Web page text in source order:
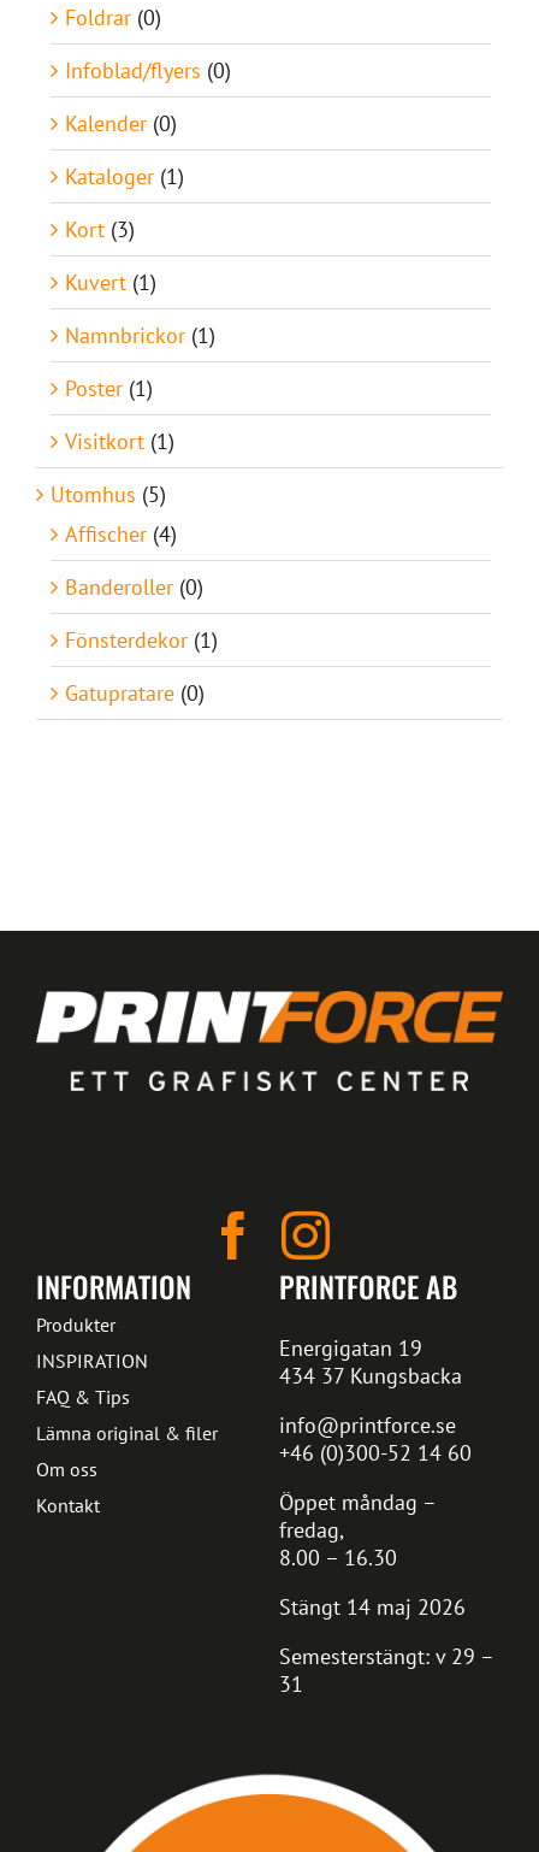
Foldrar (0)
Infoblad/flyers (0)
Kalender (0)
Kataloger (1)
Kort (3)
Kuvert (1)
Namnbrickor (1)
Poster (1)
Visitkort (1)
Utomhus (5)
Affischer (4)
Banderoller (0)
Fönsterdekor (1)
Gatupratare (0)
PRINTFORCE AB
Energigatan 19
434 37 Kungsbacka
info@printforce.se
+46 (0)300-52 14 60
Öppet måndag –
fredag,
8.00 – 16.30
Stängt 14 maj 2026
Semesterstängt: v 29 –
31
INFORMATION
Produkter
INSPIRATION
FAQ & Tips
Lämna original & filer
Om oss
Kontakt